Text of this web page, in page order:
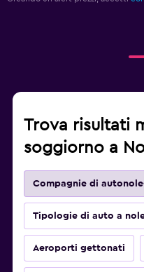
Trova risultati
soggiorno a
Compagnie di
Tipologie di auto a
Aeroporti gettonati